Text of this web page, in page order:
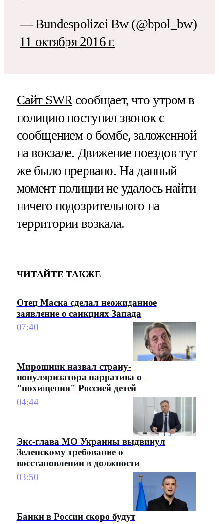
— Bundespolizei Bw (@bpol_bw)
11 октября 2016 г.
Сайт SWR сообщает, что утром в
полицию поступил звонок с
сообщением о бомбе, заложенной
на вокзале. Движение поездов тут
же было прервано. На данный
момент полиции не удалось найти
ничего подозрительного на
территории возкала.
ЧИТАЙТЕ ТАКЖЕ
Отец Маска сделал неожиданное
заявление о санкциях Запада
07:40
Мирошник назвал страну-
популяризатора нарратива о
"похищении" Россией детей
04:44
Экс-глава МО Украины выдвинул
Зеленскому требование о
восстановлении в должности
03:50
Банки в России скоро будут